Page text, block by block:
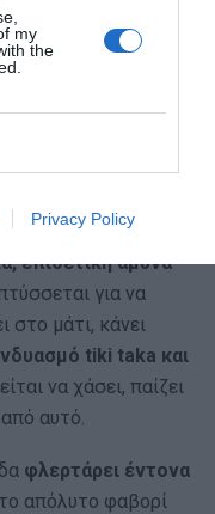
my
the
Privacy Policy
επιθετική άμυνα
για να
στο μάτι, κάνει
tiki taka και
να χάσει, παίζει
αυτό.
φλερτάρει έντονα
απόλυτο φαβορί